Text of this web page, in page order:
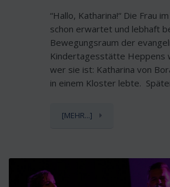
“Hallo, Katharina!“ Die Frau
schon erwartet und lebhaft
Bewegungsraum der
Kindertagesstätte Heppens
wer sie ist: Katharina von
in einem Kloster lebte.
[MEHR...]